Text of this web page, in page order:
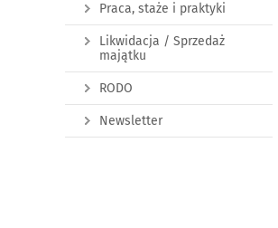
Praca, staże i praktyki
Likwidacja / Sprzedaż
majątku
RODO
Newsletter